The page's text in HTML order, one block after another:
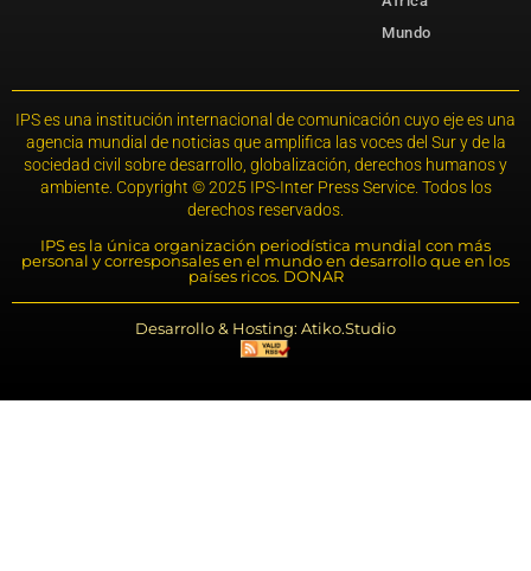
Mundo
IPS es una institución internacional de comunicación cuyo eje es una
agencia mundial de noticias que amplifica las voces del Sur y de la
sociedad civil sobre desarrollo, globalización, derechos humanos y
ambiente. Copyright © 2025 IPS-Inter Press Service. Todos los
derechos reservados.
IPS es la única organización periodística mundial con más
personal y corresponsales en el mundo en desarrollo que en los
países ricos. DONAR
Desarrollo & Hosting: Atiko.Studio